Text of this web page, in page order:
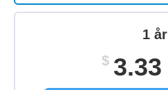
1 år
$ 3.33